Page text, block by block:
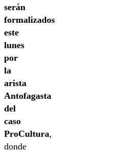
serán
formalizados
este
lunes
por
la
arista
Antofagasta
del
caso
ProCultura,
donde